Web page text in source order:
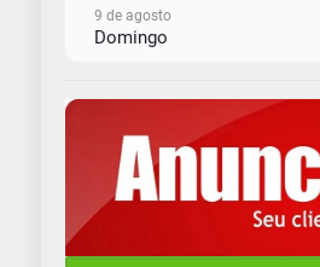
9 de agosto
Domingo
Segunda-Feira
11 de agosto
Terça-Feira
12 de agosto